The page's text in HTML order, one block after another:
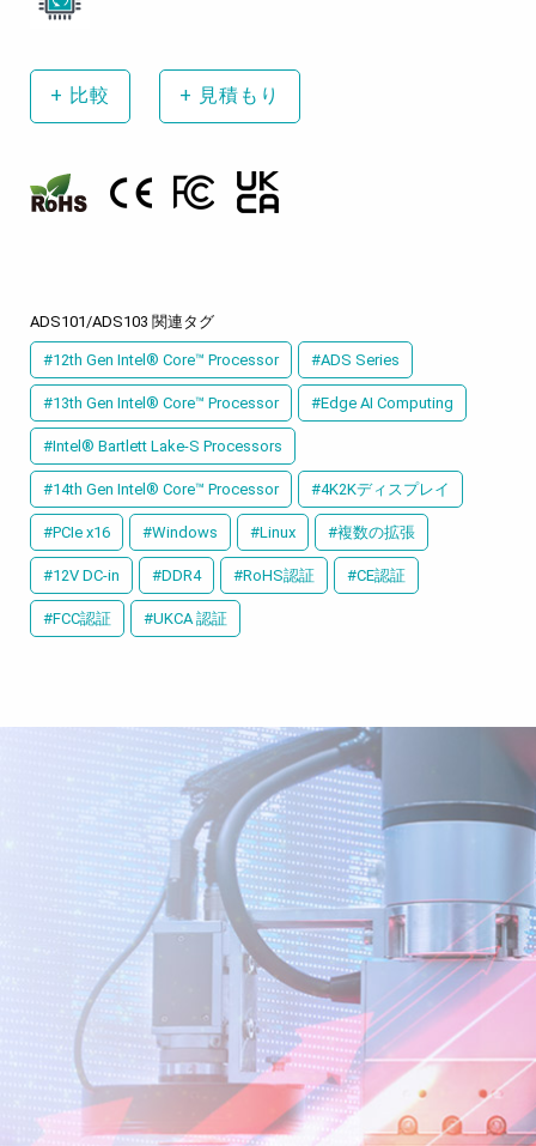
+ 比較 + 見積もり
ADS101/ADS103 関連タグ
#12th Gen Intel® Core™ Processor #ADS Series
#13th Gen Intel® Core™ Processor #Edge AI Computing
#Intel® Bartlett Lake-S Processors
#14th Gen Intel® Core™ Processor #4K2Kディスプレイ
#PCIe x16 #Windows #Linux #複数の拡張
#12V DC-in #DDR4 #RoHS認証 #CE認証
#FCC認証 #UKCA 認証